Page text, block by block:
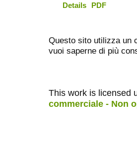
Details PDF
Questo sito utilizza un
vuoi saperne di più
This work is licensed
commerciale - Non